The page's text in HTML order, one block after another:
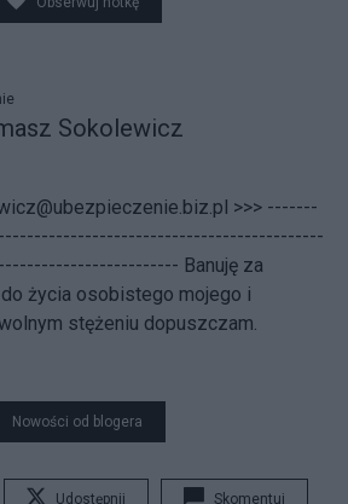
Sokolewicz
>>> -------
Banuję za
życia osobistego mojego i
stężeniu dopuszczam.
Nowości od blogera
Udostępnij Skomentuj